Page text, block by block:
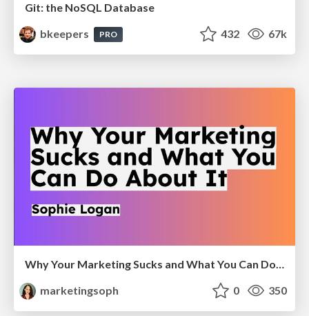
Git: the NoSQL Database
bkeepers
PRO 432 67k
Why Your Marketing Sucks and What You Can Do About It - Sophie Logan
marketingsoph
0 350